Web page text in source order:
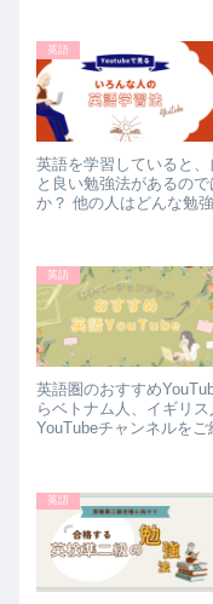
英語
英語を学習していると
と良い勉強法があるの
か？ 他の人はどんな勉
めてみました。自分の
法があるか参考にした
投稿をチェックしてく
英語
英語圏のおすすめ
らベトナム人、イギリ
YouTubeチャンネルを
英語